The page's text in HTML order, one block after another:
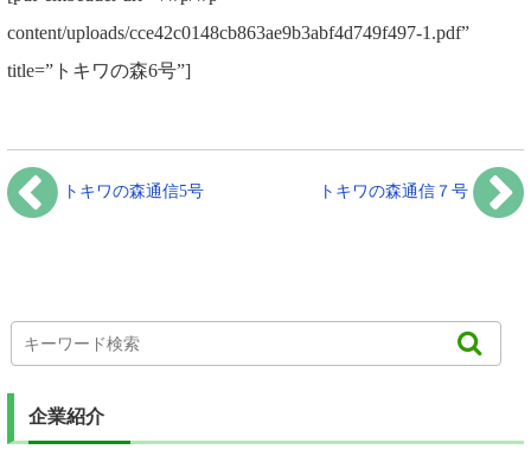
content/uploads/cce42c0148cb863ae9b3abf4d749f497-1.pdf”
title=”トキワの森6号”]
トキワの森通信5号 トキワの森通信７号
企業紹介